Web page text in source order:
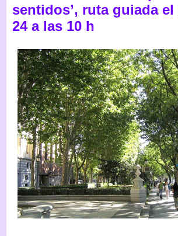
sentidos’, ruta guiada
24 a las 10 h